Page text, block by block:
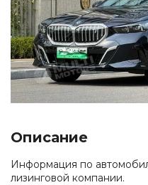
Описание
Информация по
лизинговой компании.